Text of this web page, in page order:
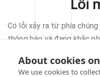
About cookies
We use cookies to
Lỗi
Có lỗi xảy ra từ phía
thông báo và đang khắc